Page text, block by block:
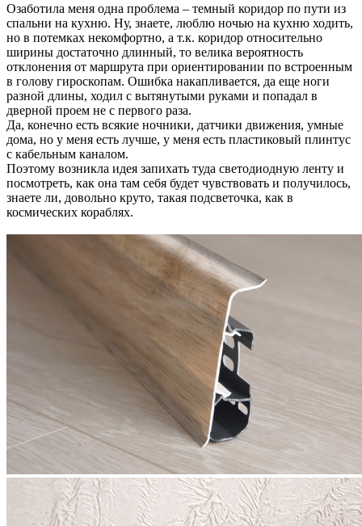
Озаботила меня одна проблема – темный коридор по пути из
спальни на кухню. Ну, знаете, люблю ночью на кухню ходить,
но в потемках некомфортно, а т.к. коридор относительно
ширины достаточно длинный, то велика вероятность
отклонения от маршрута при ориентировании по встроенным
в голову гироскопам. Ошибка накапливается, да еще ноги
разной длины, ходил с вытянутыми руками и попадал в
дверной проем не с первого раза.
Да, конечно есть всякие ночники, датчики движения, умные
дома, но у меня есть лучше, у меня есть пластиковый плинтус
с кабельным каналом.
Поэтому возникла идея запихать туда светодиодную ленту и
посмотреть, как она там себя будет чувствовать и получилось,
знаете ли, довольно круто, такая подсветочка, как в
космических кораблях.